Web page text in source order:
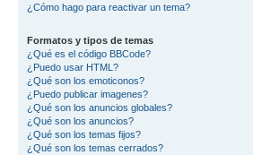
¿Cómo hago para reactivar un tema?
Formatos y tipos de temas
¿Qué es el código BBCode?
¿Puedo usar HTML?
¿Qué son los emoticonos?
¿Puedo publicar imagenes?
¿Qué son los anuncios globales?
¿Qué son los anuncios?
¿Qué son los temas fijos?
¿Qué son los temas cerrados?